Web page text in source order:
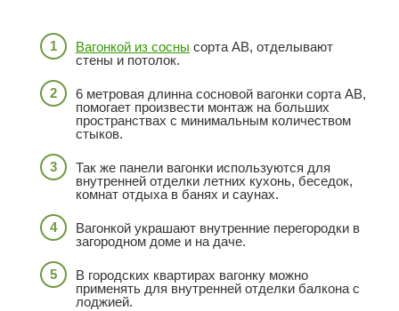
Вагонкой из сосны сорта АВ, отделывают
стены и потолок.
6 метровая длинна сосновой вагонки сорта АВ,
помогает произвести монтаж на больших
пространствах с минимальным количеством
стыков.
Так же панели вагонки используются для
внутренней отделки летних кухонь, беседок,
комнат отдыха в банях и саунах.
Вагонкой украшают внутренние перегородки в
загородном доме и на даче.
В городских квартирах вагонку можно
применять для внутренней отделки балкона с
лоджией.